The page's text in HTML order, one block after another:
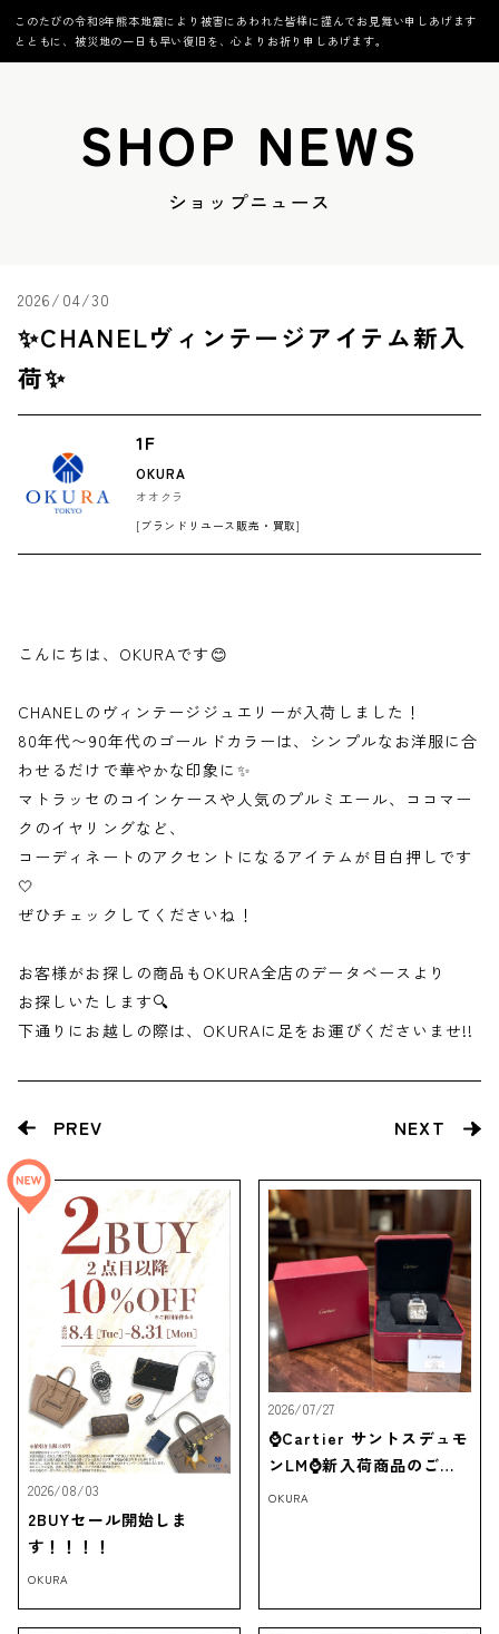
このたびの令和8年熊本地震により被害にあわれた皆様に謹んでお見舞い申しあげます
とともに、被災地の一日も早い復旧を、心よりお祈り申しあげます。
SHOP NEWS
ショップニュース
2026/04/30
✨CHANELヴィンテージアイテム新入
荷✨
1F
OKURA
オオクラ
[ブランドリユース販売・買取]
こんにちは、OKURAです😊
CHANELのヴィンテージジュエリーが入荷しました！
80年代〜90年代のゴールドカラーは、シンプルなお洋服に合
わせるだけで華やかな印象に✨
マトラッセのコインケースや人気のプルミエール、ココマー
クのイヤリングなど、
コーディネートのアクセントになるアイテムが目白押しです
🤍
ぜひチェックしてくださいね！
お客様がお探しの商品もOKURA全店のデータベースより
お探しいたします🔍
下通りにお越しの際は、OKURAに足をお運びくださいませ!!
PREV NEXT
2026/08/03
2BUYセール開始しま
す！！！！
OKURA
2026/07/27
⌚Cartier サントスデュモ
ンLM⌚新入荷商品のご紹
介‼
OKURA